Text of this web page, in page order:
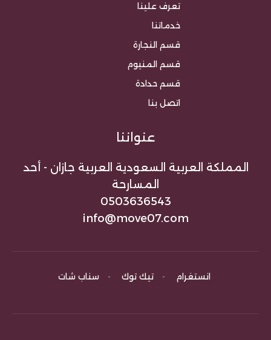
تعرف علينا
خدماتنا
قسم النجارة
قسم المنيوم
قسم حدادة
اتصل بنا
عنواننا
المملكة العربية السعودية العربية جازان - أحد
المسارحة
0503636543
info@move07.com
انستغرام - تيك توك - سناب شات